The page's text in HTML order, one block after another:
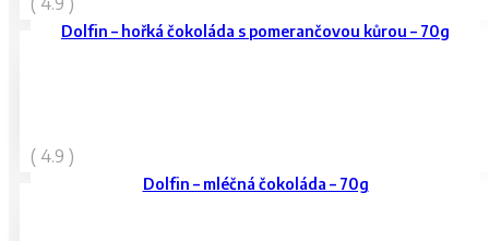
Dolfin – hořká čokoláda s pomerančovou kůrou – 70g
( 4.9 )
Dolfin – mléčná čokoláda – 70g
109 Kč